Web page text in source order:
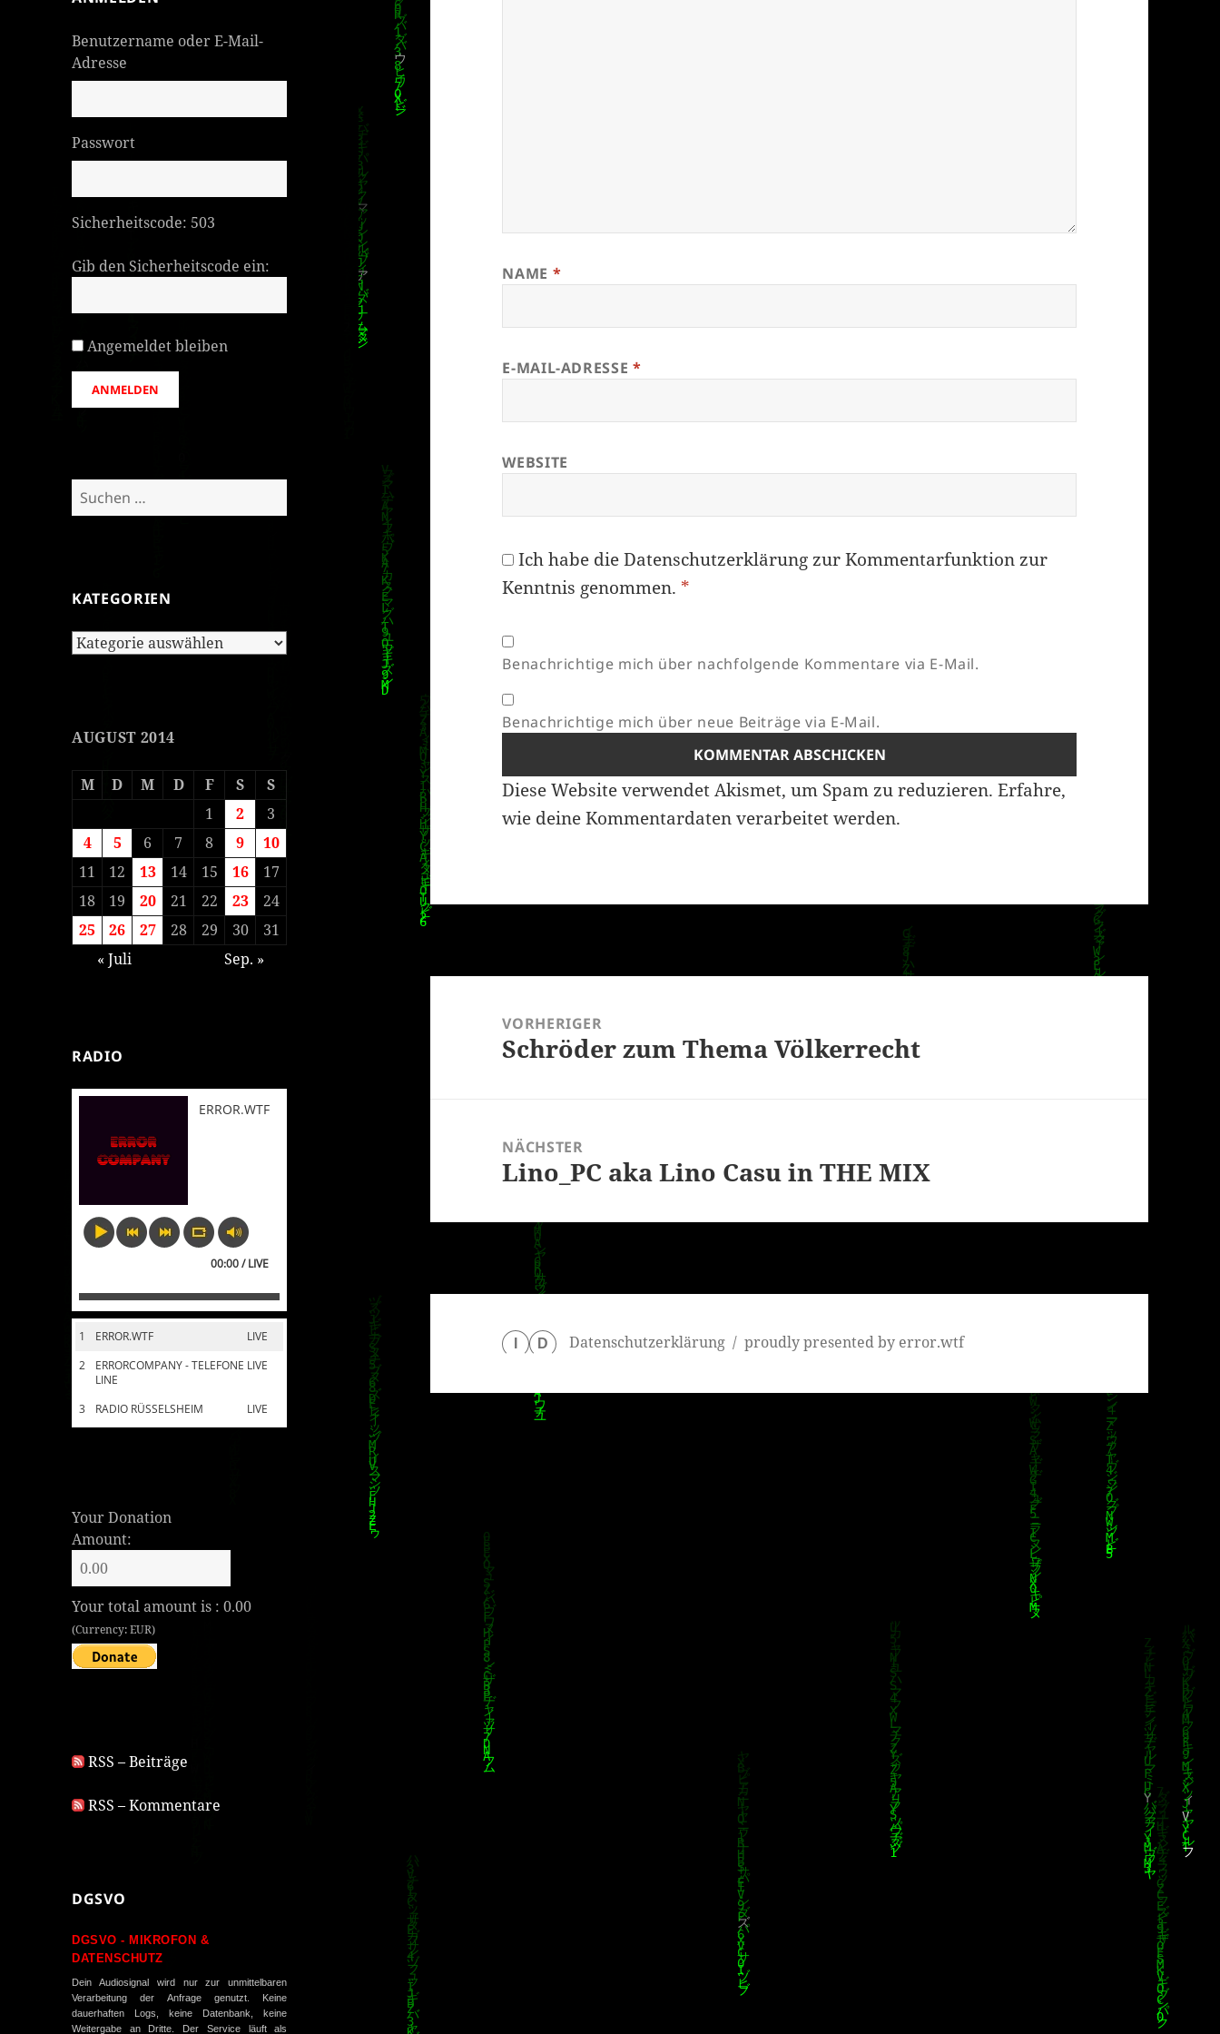
Benutzername oder E-Mail-
Adresse
Passwort
Sicherheitscode: 503
Gib den Sicherheitscode ein:
Angemeldet bleiben
ANMELDEN
Suchen
nach:
KATEGORIEN
Kategorien
AUGUST 2014
M D M D F S
S
1
2
3
4
5 6 7 8 9
10
11
12 13 14 15 16
17
18
19 20 21 22 23
24
25
26 27 28 29 30
31
« Juli
Sep. »
RADIO
ERROR.WTF
00:00 / LIVE
1 LIVE
ERROR.WTF
2
LIVE
ERRORCOMPANY - TELEFONE
LINE
3
LIVE
RADIO RÜSSELSHEIM
Your Donation
Amount:
Your total amount is :0.00
(Currency: EUR)
RSS – Beiträge
RSS – Kommentare
DGSVO
DGSVO - MIKROFON &
DATENSCHUTZ
Dein Audiosignal wird nur zur unmittelbaren
Verarbeitung der Anfrage genutzt. Keine
dauerhaften Logs, keine Datenbank, keine
Weitergabe an Dritte. Der Service läuft als
NAME *
E-MAIL-ADRESSE *
WEBSITE
Ich habe dieDatenschutzerklärungzur Kommentarfunktion zur
Kenntnis genommen. *
Benachrichtige mich über nachfolgende Kommentare via E-Mail.
Benachrichtige mich über neue Beiträge via E-Mail.
Diese Website verwendet Akismet, um Spam zu reduzieren.Erfahre,
wie deine Kommentardaten verarbeitet werden.
VORHERIGER
Vorheriger
Schröder zum Thema Völkerrecht
NÄCHSTER
Nächster
Lino_PC aka Lino Casu in THE MIX
D Datenschutzerklärung proudly presented by error.wtf